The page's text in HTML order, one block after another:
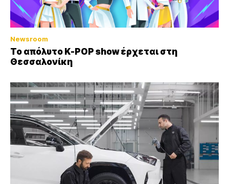
Newsroom
Το απόλυτο K-POP show έρχεται στη
Θεσσαλονίκη